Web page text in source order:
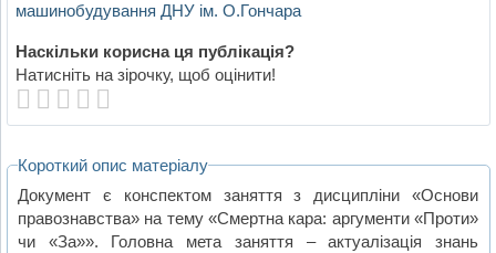
машинобудування ДНУ ім. О.Гончара
Наскільки корисна ця публікація?
Натисніть на зірочку, щоб оцінити!
Короткий опис матеріалу
Документ є конспектом заняття з дисципліни «Основи
правознавства» на тему «Смертна кара: аргументи «Проти»
чи «За»». Головна мета заняття – актуалізація знань